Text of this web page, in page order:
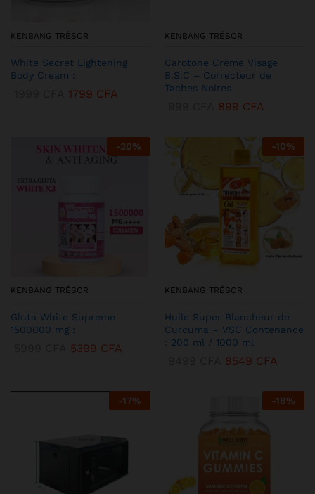
KENBANG TRÉSOR
White Secret Lightening
Body Cream :
1799 CFA
KENBANG TRÉSOR
Carotone Crème Visage
B.S.C – Correcteur de
Taches Noires
899 CFA
-20%
KENBANG TRÉSOR
Gluta White Supreme
1500000 mg :
5399 CFA
-10%
KENBANG TRÉSOR
Huile Super Blancheur de
Curcuma – VSC Contenance
: 200 ml / 1000 ml
8549 CFA
-17% -18%